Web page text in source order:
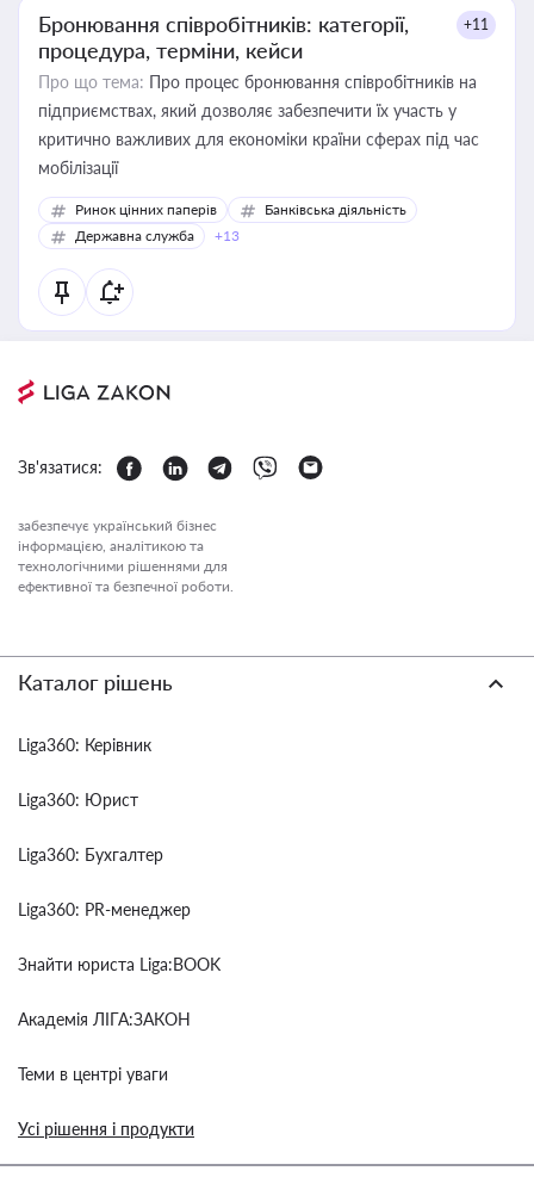
Бронювання співробітників: категорії,
процедура, терміни, кейси
+11
Про що тема: Про процес бронювання співробітників на
підприємствах, який дозволяє забезпечити їх участь у
критично важливих для економіки країни сферах під час
мобілізації
Ринок цінних паперів
Банківська діяльність
Державна служба
+13
Зв'язатися:
забезпечує український бізнес
інформацією, аналітикою та
технологічними рішеннями для
ефективної та безпечної роботи.
Каталог рішень
Liga360: Керівник
Liga360: Юрист
Liga360: Бухгалтер
Liga360: PR-менеджер
Знайти юриста Liga:BOOK
Академія ЛІГА:ЗАКОН
Теми в центрі уваги
Усі рішення і продукти